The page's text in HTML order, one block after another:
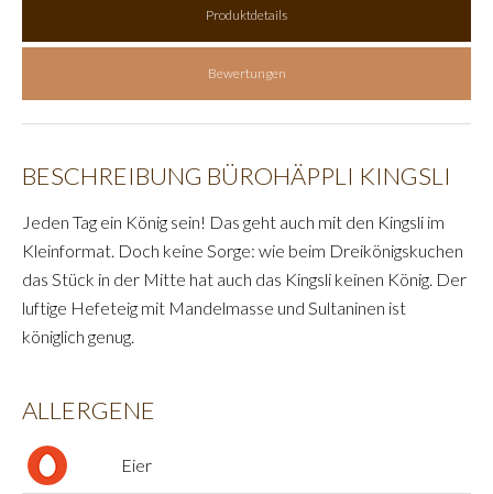
Produktdetails
Bewertungen
BESCHREIBUNG BÜROHÄPPLI KINGSLI
Jeden Tag ein König sein! Das geht auch mit den Kingsli im
Kleinformat. Doch keine Sorge: wie beim Dreikönigskuchen
das Stück in der Mitte hat auch das Kingsli keinen König. Der
luftige Hefeteig mit Mandelmasse und Sultaninen ist
königlich genug.
ALLERGENE
Eier